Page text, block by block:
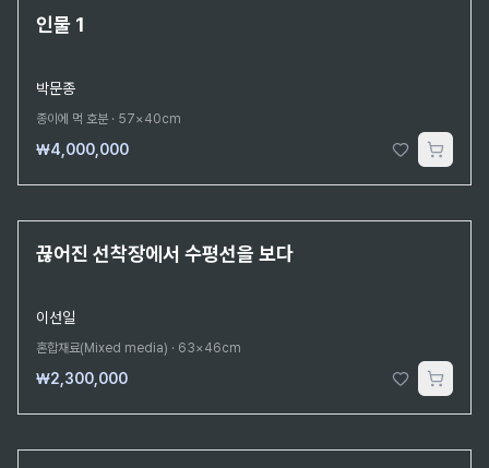
단 1점뿐인 원작
인물 1
박문종
종이에 먹 호분· 57×40cm
₩4,000,000
단 1점뿐인 원작
끊어진 선착장에서 수평선을 보다
이선일
혼합재료(Mixed media) · 63×46cm
₩2,300,000